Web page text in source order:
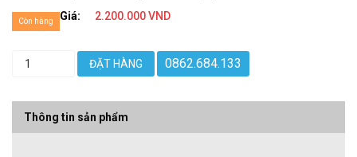
Giá:
2.200.000 VND
Còn hàng
ĐẶT HÀNG 0862.684.133
Thông tin sản phẩm